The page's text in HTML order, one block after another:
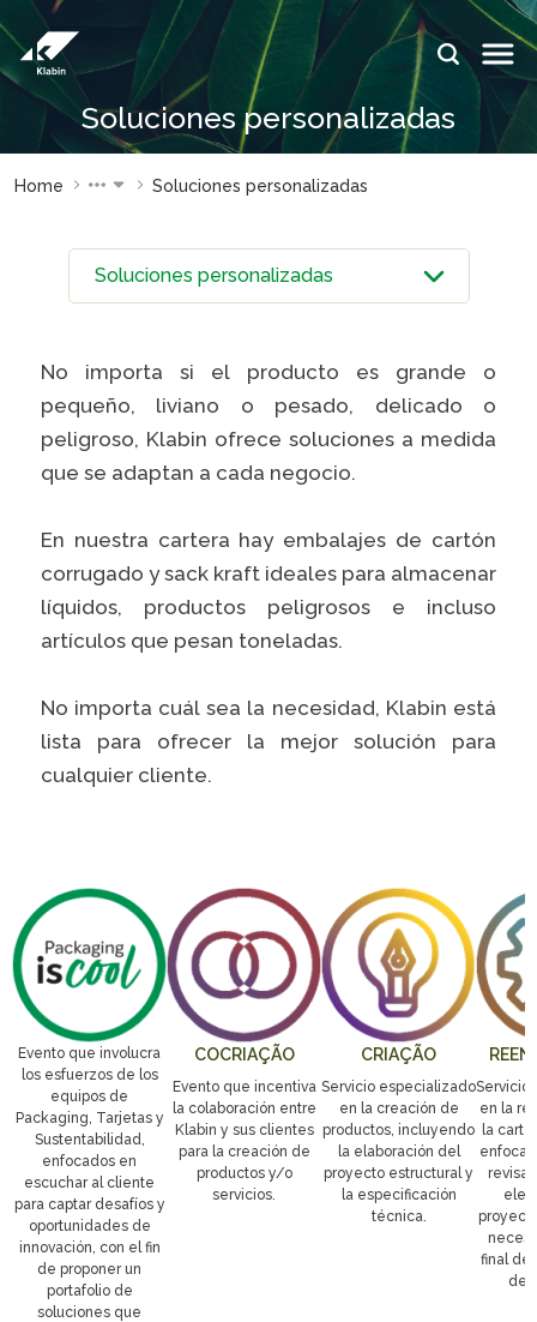
Saltar al contenido principal
Soluciones personalizadas
IDIOMAS:
PT EN ES
SITIOS DE
Relações
com
investidor
Sostenibilidad
Plante com a
Klabin
Parada
Painel ASG
Klabin
ouvidoria
Eukaliner
Reporte
Caiubi
Prosas
VER LISTA COMPLETA
Home Soluciones personalizadas
No importa si el producto es grande o
pequeño, liviano o pesado, delicado o
peligroso, Klabin ofrece soluciones a medida
que se adaptan a cada negocio.
En nuestra cartera hay embalajes de cartón
corrugado y sack kraft ideales para almacenar
líquidos, productos peligrosos e incluso
artículos que pesan toneladas.
No importa cuál sea la necesidad, Klabin está
lista para ofrecer la mejor solución para
cualquier cliente.
Evento que involucra
los esfuerzos de los
equipos de
Packaging, Tarjetas y
Sustentabilidad,
enfocados en
escuchar al cliente
para captar desafíos y
oportunidades de
innovación, con el fin
de proponer un
portafolio de
soluciones que
COCRIAÇÃO
Evento que incentiva
la colaboración entre
Klabin y sus clientes
para la creación de
productos y/o
servicios.
CRIAÇÃO
Servicio especializado
en la creación de
productos, incluyendo
la elaboración del
proyecto estructural y
la especificación
técnica.
Servicio
en la
la
final
del